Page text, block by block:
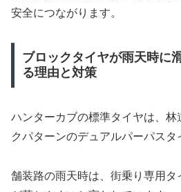
安全につながります。
ブロックタイヤが雨天時に
る理由と対策
ハンターカブの標準タイヤは、林
クパターンのデュアルパーパスタ
舗装路の雨天時は、街乗り専用タ